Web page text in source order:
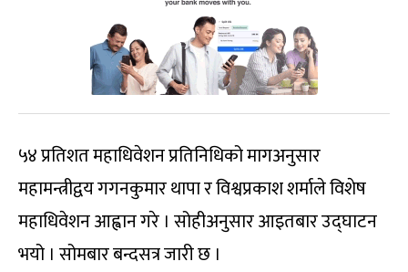
५४ प्रतिशत महाधिवेशन प्रतिनिधिको मागअनुसार
महामन्त्रीद्वय गगनकुमार थापा र विश्वप्रकाश शर्माले विशेष
महाधिवेशन आह्वान गरे । सोहीअनुसार आइतबार उद्घाटन
भयो । सोमबार बन्दसत्र जारी छ ।